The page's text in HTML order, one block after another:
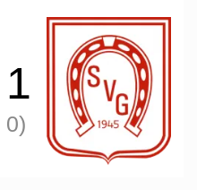
1
0)